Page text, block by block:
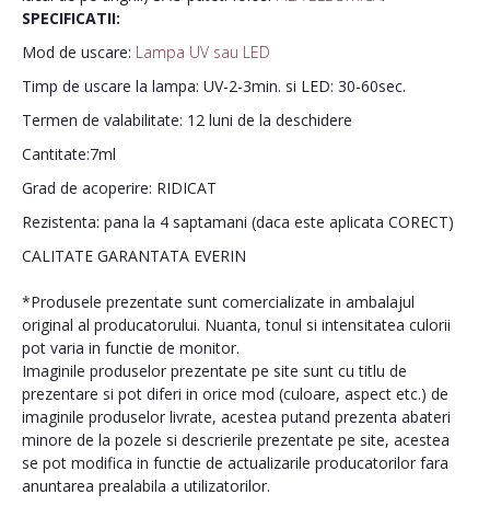
SPECIFICATII:
Mod de uscare: Lampa UV sau LED
Timp de uscare la lampa: UV-2-3min. si LED: 30-60sec.
Termen de valabilitate: 12 luni de la deschidere
Cantitate:7ml
Grad de acoperire: RIDICAT
Rezistenta: pana la 4 saptamani (daca este aplicata CORECT)
CALITATE GARANTATA EVERIN
*Produsele prezentate sunt comercializate in ambalajul
original al producatorului. Nuanta, tonul si intensitatea culorii
pot varia in functie de monitor.
Imaginile produselor prezentate pe site sunt cu titlu de
prezentare si pot diferi in orice mod (culoare, aspect etc.) de
imaginile produselor livrate, acestea putand prezenta abateri
minore de la pozele si descrierile prezentate pe site, acestea
se pot modifica in functie de actualizarile producatorilor fara
anuntarea prealabila a utilizatorilor.